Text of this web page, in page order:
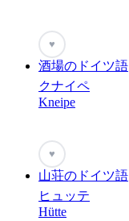
♥
酒場のドイツ語
クナイペ
Kneipe
♥
山荘のドイツ語
ヒュッテ
Hütte